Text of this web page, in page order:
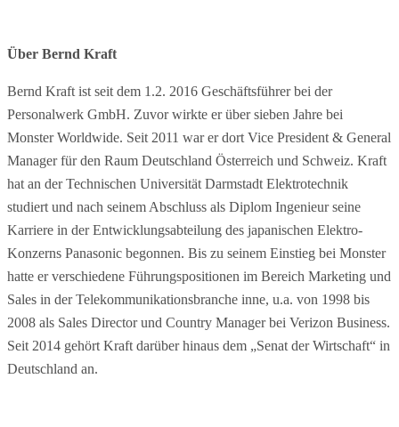
Über Bernd Kraft
Bernd Kraft ist seit dem 1.2. 2016 Geschäftsführer bei der
Personalwerk GmbH. Zuvor wirkte er über sieben Jahre bei
Monster Worldwide. Seit 2011 war er dort Vice President & General
Manager für den Raum Deutschland Österreich und Schweiz. Kraft
hat an der Technischen Universität Darmstadt Elektrotechnik
studiert und nach seinem Abschluss als Diplom Ingenieur seine
Karriere in der Entwicklungsabteilung des japanischen Elektro-
Konzerns Panasonic begonnen. Bis zu seinem Einstieg bei Monster
hatte er verschiedene Führungspositionen im Bereich Marketing und
Sales in der Telekommunikationsbranche inne, u.a. von 1998 bis
2008 als Sales Director und Country Manager bei Verizon Business.
Seit 2014 gehört Kraft darüber hinaus dem „Senat der Wirtschaft“ in
Deutschland an.